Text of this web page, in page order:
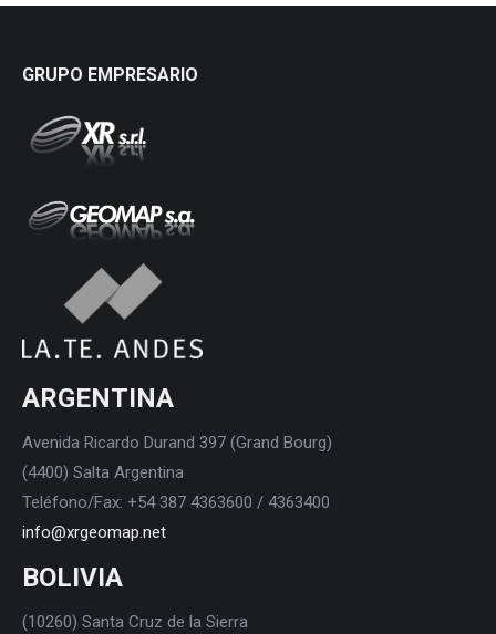
GRUPO EMPRESARIO
ARGENTINA
Avenida Ricardo Durand 397 (Grand Bourg)
(4400) Salta Argentina
Teléfono/Fax: +54 387 4363600 / 4363400
info@xrgeomap.net
BOLIVIA
(10260) Santa Cruz de la Sierra